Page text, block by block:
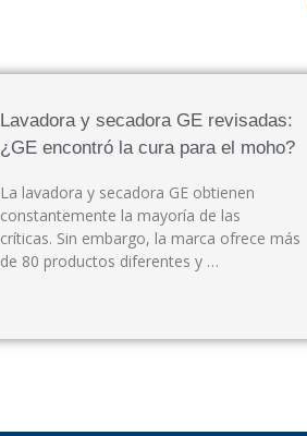
Lavadora y secadora GE revisadas:
¿GE encontró la cura para el moho?
La lavadora y secadora GE obtienen
constantemente la mayoría de las
críticas. Sin embargo, la marca ofrece más
de 80 productos diferentes y …